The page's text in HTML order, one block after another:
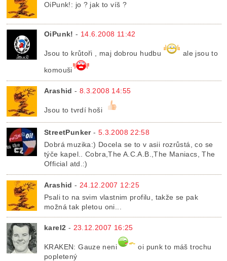
OiPunk!: jo ? jak to víš ?
OiPunk! - 14.6.2008 11:42
Jsou to krůtoři , maj dobrou hudbu ale jsou to
komouši
Arashid - 8.3.2008 14:55
Jsou to tvrdí hoši
StreetPunker- 5.3.2008 22:58
Dobrá muzika:) Docela se to v asii rozrůstá, co se
týče kapel.. Cobra,The A.C.A.B.,The Maniacs, The
Official atd.:)
Arashid - 24.12.2007 12:25
Psali to na svim vlastnim profilu, takže se pak
možná tak pletou oni...
karel2 - 23.12.2007 16:25
KRAKEN: Gauze neni
oi punk to máš trochu
popletený